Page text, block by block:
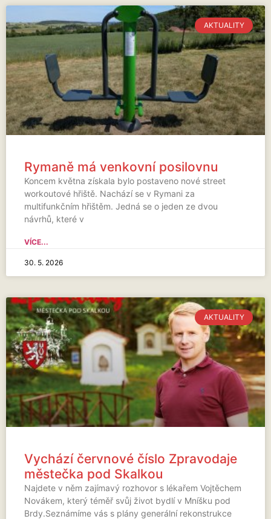
AKTUALITY
Rymaně má venkovní posilovnu
Koncem května získala bylo postaveno nové street
workoutové hřiště. Nachází se v Rymani za
multifunkčním hřištěm. Jedná se o jeden ze dvou
návrhů, které v
VÍCE...
30. 5. 2026
AKTUALITY
Vychází červnové číslo Zpravodaje
městečka pod Skalkou
Najdete v něm zajímavý rozhovor s lékařem Vojtěchem
Novákem, který téměř svůj život bydlí v Mníšku pod
Brdy.Seznámíme vás s plány generální rekonstrukce